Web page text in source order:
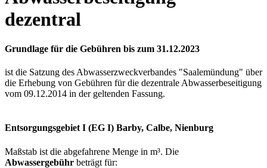
dezentral
Grundlage für die Gebühren bis zum 31.12.2023
ist die Satzung des Abwasserzweckverbandes "Saalemündung" über
die Erhebung von Gebühren für die dezentrale Abwasserbeseitigung
vom 09.12.2014 in der geltenden Fassung.
Entsorgungsgebiet I (EG I) Barby, Calbe, Nienburg
Maßstab ist die abgefahrene Menge in m³. Die
Abwassergebühr beträgt für: